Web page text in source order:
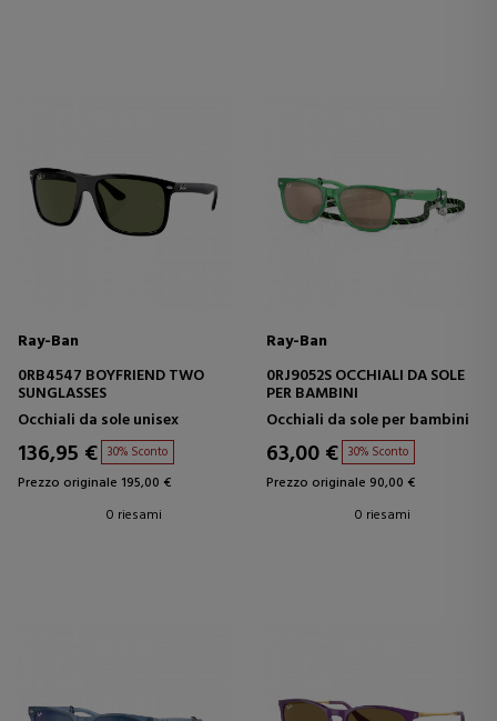
Ray-Ban
0RB4547 BOYFRIEND TWO
SUNGLASSES
Occhiali da sole unisex
136,95 € 30% Sconto
Prezzo originale 195,00 €
0 riesami
Ray-Ban
0RJ9052S OCCHIALI DA SOLE
PER BAMBINI
Occhiali da sole per bambini
63,00 € 30% Sconto
Prezzo originale 90,00 €
0 riesami